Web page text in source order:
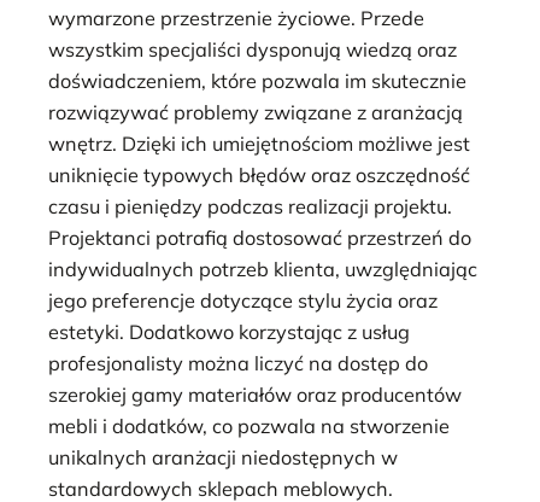
wymarzone przestrzenie życiowe. Przede
wszystkim specjaliści dysponują wiedzą oraz
doświadczeniem, które pozwala im skutecznie
rozwiązywać problemy związane z aranżacją
wnętrz. Dzięki ich umiejętnościom możliwe jest
uniknięcie typowych błędów oraz oszczędność
czasu i pieniędzy podczas realizacji projektu.
Projektanci potrafią dostosować przestrzeń do
indywidualnych potrzeb klienta, uwzględniając
jego preferencje dotyczące stylu życia oraz
estetyki. Dodatkowo korzystając z usług
profesjonalisty można liczyć na dostęp do
szerokiej gamy materiałów oraz producentów
mebli i dodatków, co pozwala na stworzenie
unikalnych aranżacji niedostępnych w
standardowych sklepach meblowych.